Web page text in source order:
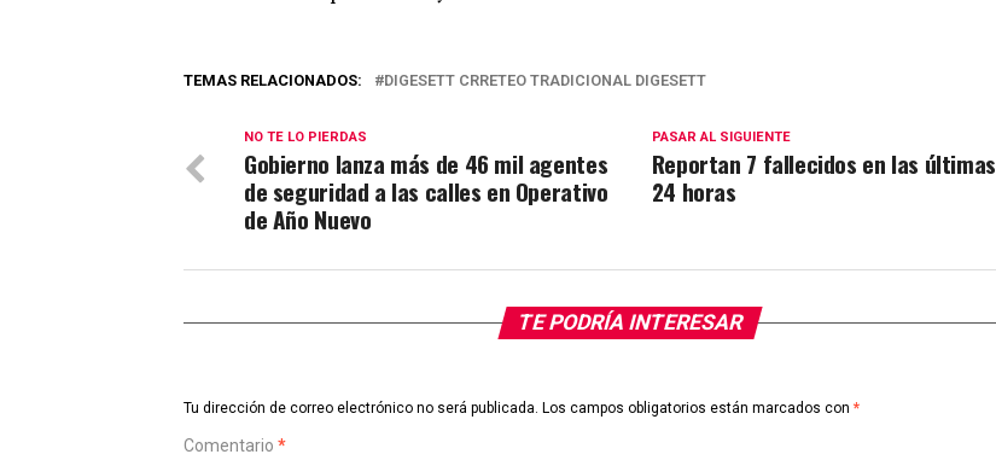
TEMAS RELACIONADOS: DIGESETT CRRETEO TRADICIONAL DIGESETT
PASAR AL SIGUIENTE
Reportan 7 fallecidos en las últimas
24 horas
NO TE LO PIERDAS
Gobierno lanza más de 46 mil agentes
de seguridad a las calles en Operativo
de Año Nuevo
TE PODRÍA INTERESAR
Tu dirección de correo electrónico no será publicada. Los campos obligatorios están marcados con *
Comentario *